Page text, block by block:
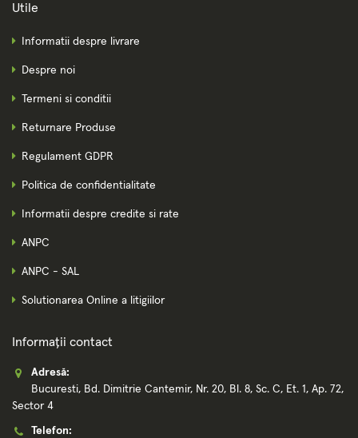
Utile
Informatii despre livrare
Despre noi
Termeni si conditii
Returnare Produse
Regulament GDPR
Politica de confidentialitate
Informatii despre credite si rate
ANPC
ANPC - SAL
Solutionarea Online a litigiilor
Informații contact
Adresă:
Bucuresti, Bd. Dimitrie Cantemir, Nr. 20, Bl. 8, Sc. C, Et. 1, Ap. 72,
Sector 4
Telefon: